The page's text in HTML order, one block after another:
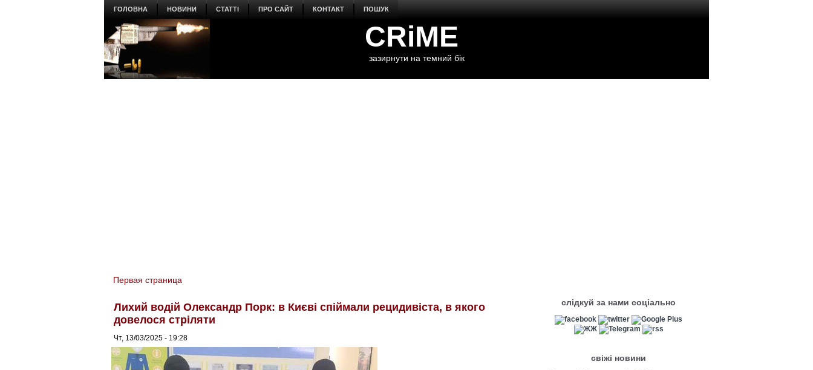
ГОЛОВНА НОВИНИ СТАТТІ ПРО САЙТ КОНТАКТ ПОШУК
CRiME
зазирнути на темний бік
You are here
Первая страница
Лихий водій Олександр Порк: в Києві спіймали рецидивіста, в якого
довелося стріляти
Чт, 13/03/2025 - 19:28
слідкуй за нами соціально
свіжі новини